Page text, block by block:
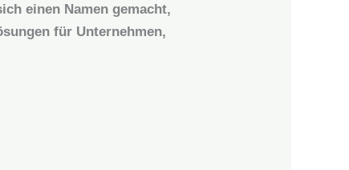
einen Namen gemacht,
für Unternehmen,